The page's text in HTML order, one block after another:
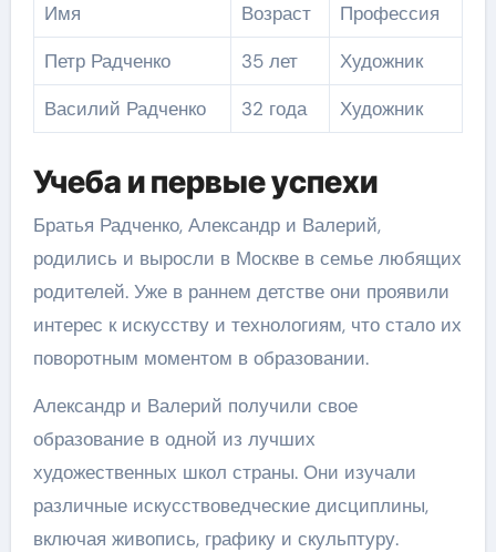
Имя Возраст
Профессия
Петр Радченко
35 лет
Художник
Василий Радченко
32 года Художник
Учеба и первые успехи
Братья Радченко, Александр и Валерий,
родились и выросли в Москве в семье любящих
родителей. Уже в раннем детстве они проявили
интерес к искусству и технологиям, что стало их
поворотным моментом в образовании.
Александр и Валерий получили свое
образование в одной из лучших
художественных школ страны. Они изучали
различные искусствоведческие дисциплины,
включая живопись, графику и скульптуру.